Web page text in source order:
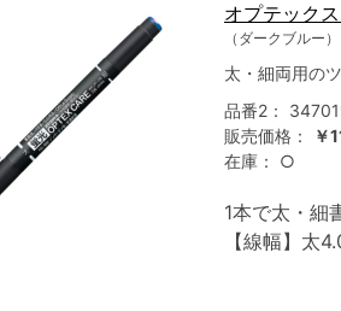
オプテック
（ダークブルー）
太・細両用の
品番2：
販売価格：
￥
在庫：
○
1本で太・細
【線幅】太